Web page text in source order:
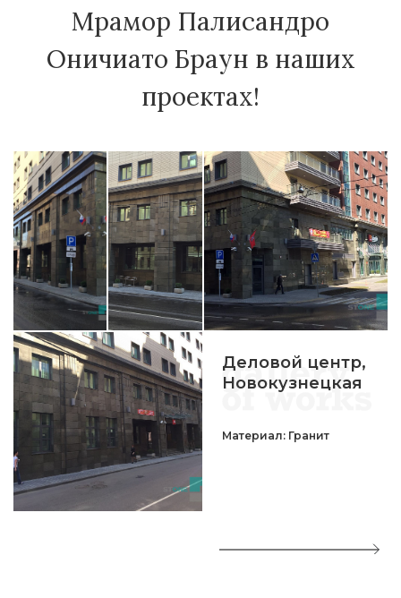
Мрамор Палисандро
Оничиато Браун в наших
проектах!
Деловой центр,
Новокузнецкая
Материал: Гранит